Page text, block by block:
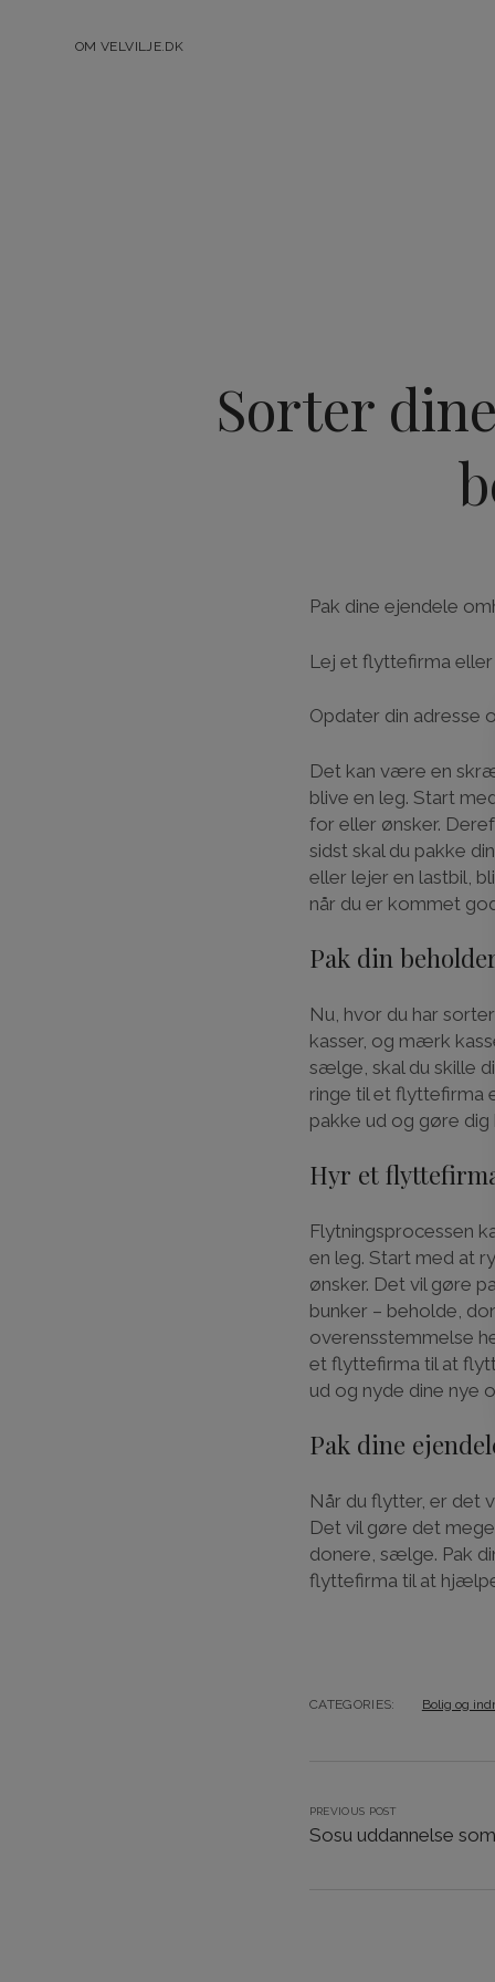
OM VELVILJE.DK
Sorter
Pak dine ejendele
Lej et flyttefirma
Opdater din adresse
Det kan være en
blive en leg. Start
for eller ønsker.
sidst skal du pakke
eller lejer en lastbil,
når du er kommet
Pak din
Nu, hvor du har
kasser, og mærk
sælge, skal du skille
ringe til et flyttefirma
pakke ud og gøre dig
Hyr et
Flytningsprocessen
en leg. Start med at
ønsker. Det vil gøre
bunker – beholde,
overensstemmelse
et flyttefirma til at
ud og nyde dine nye
Pak dine
Når du flytter, er det
Det vil gøre det
donere, sælge. Pak
flyttefirma til at
CATEGORIES: Bolig og
PREVIOUS POST
Sosu uddannelse